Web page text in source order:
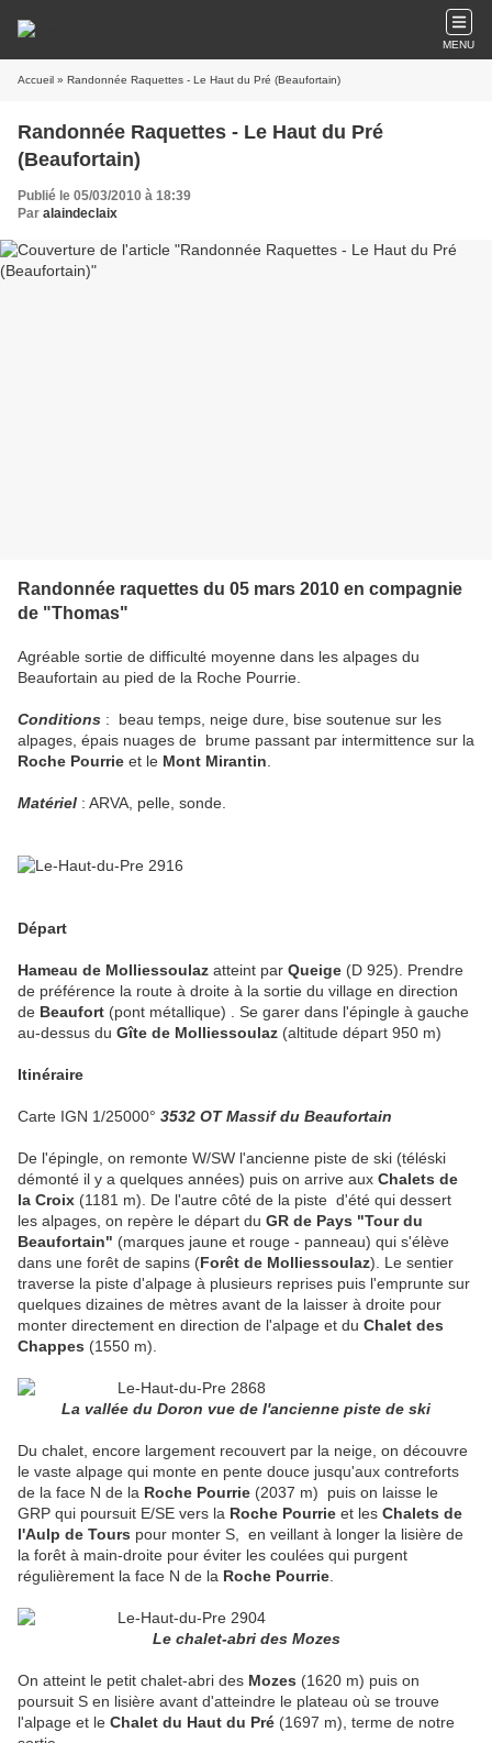
MENU
Accueil » Randonnée Raquettes - Le Haut du Pré (Beaufortain)
Randonnée Raquettes - Le Haut du Pré
(Beaufortain)
Publié le 05/03/2010 à 18:39
Par alaindeclaix
Randonnée raquettes du 05 mars 2010 en compagnie
de "Thomas"
Agréable sortie de difficulté moyenne dans les alpages du
Beaufortain au pied de la Roche Pourrie.
Conditions : beau temps, neige dure, bise soutenue sur les
alpages, épais nuages de brume passant par intermittence sur la
Roche Pourrie et le Mont Mirantin
Matériel : ARVA, pelle, sonde.
Départ
Hameau de Molliessoulaz atteint par Queige (D 925). Prendre
de préférence la route à droite à la sortie du village en direction
de Beaufort (pont métallique) . Se garer dans l'épingle à gauche
au-dessus du Gîte de Molliessoulaz (altitude départ 950 m)
Itinéraire
Carte IGN 1/25000° 3532 OT Massif du Beaufortain
De l'épingle, on remonte W/SW l'ancienne piste de ski (téléski
démonté il y a quelques années) puis on arrive aux Chalets de
la Croix (1181 m). De l'autre côté de la piste d'été qui dessert
les alpages, on repère le départ du GR de Pays "Tour du
Beaufortain" (marques jaune et rouge - panneau) qui s'élève
dans une forêt de sapins (Forêt de Molliessoulaz). Le sentier
traverse la piste d'alpage à plusieurs reprises puis l'emprunte sur
quelques dizaines de mètres avant de la laisser à droite pour
monter directement en direction de l'alpage et du Chalet des
Chappes (1550 m).
La vallée du Doron vue de l'ancienne piste de ski
Du chalet, encore largement recouvert par la neige, on découvre
le vaste alpage qui monte en pente douce jusqu'aux contreforts
de la face N de la Roche Pourrie (2037 m) puis on laisse le
GRP qui poursuit E/SE vers la Roche Pourrie et les Chalets de
l'Aulp de Tours pour monter S, en veillant à longer la lisière de
la forêt à main-droite pour éviter les coulées qui purgent
régulièrement la face N de la Roche Pourrie
Le chalet-abri des Mozes
On atteint le petit chalet-abri des Mozes (1620 m) puis on
poursuit S en lisière avant d'atteindre le plateau où se trouve
l'alpage et le Chalet du Haut du Pré (1697 m), terme de notre